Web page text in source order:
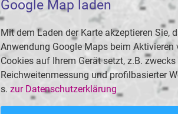
Google Map laden
Mit dem Laden der Karte akzeptieren Sie,
Anwendung Google Maps beim Aktivieren
Cookies auf Ihrem Gerät setzt, z.B. zwecks
Reichweitenmessung und profilbasierter
s. zur Datenschutzerklärung